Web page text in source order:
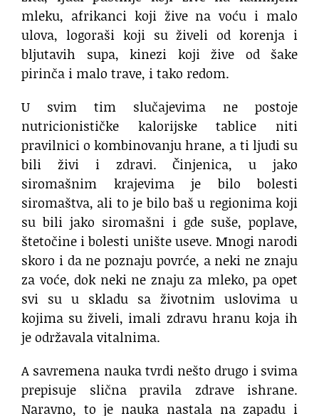
mleku, afrikanci koji žive na voću i malo
ulova, logoraši koji su živeli od korenja i
bljutavih supa, kinezi koji žive od šake
pirinča i malo trave, i tako redom.
U svim tim slučajevima ne postoje
nutricionističke kalorijske tablice niti
pravilnici o kombinovanju hrane, a ti ljudi su
bili živi i zdravi. Činjenica, u jako
siromašnim krajevima je bilo bolesti
siromaštva, ali to je bilo baš u regionima koji
su bili jako siromašni i gde suše, poplave,
štetočine i bolesti unište useve. Mnogi narodi
skoro i da ne poznaju povrće, a neki ne znaju
za voće, dok neki ne znaju za mleko, pa opet
svi su u skladu sa životnim uslovima u
kojima su živeli, imali zdravu hranu koja ih
je održavala vitalnima.
A savremena nauka tvrdi nešto drugo i svima
prepisuje slična pravila zdrave ishrane.
Naravno, to je nauka nastala na zapadu i